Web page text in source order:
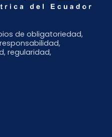
de obligatoriedad,
regularidad,